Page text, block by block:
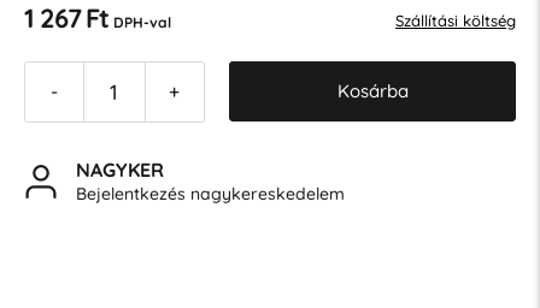
1 267 Ft DPH-val Szállítási költség
- + Kosárba
NAGYKER
Bejelentkezés nagykereskedelem